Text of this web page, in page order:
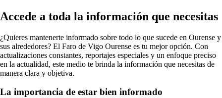
Accede a toda la información que necesitas
¿Quieres mantenerte informado sobre todo lo que sucede en Ourense y
sus alrededores? El Faro de Vigo Ourense es tu mejor opción. Con
actualizaciones constantes, reportajes especiales y un enfoque preciso
en la actualidad, este medio te brinda la información que necesitas de
manera clara y objetiva.
La importancia de estar bien informado